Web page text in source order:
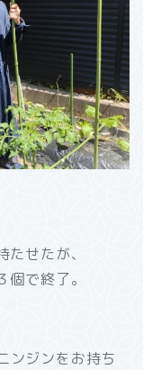
せたが、
で終了。
ンジンをお持ち